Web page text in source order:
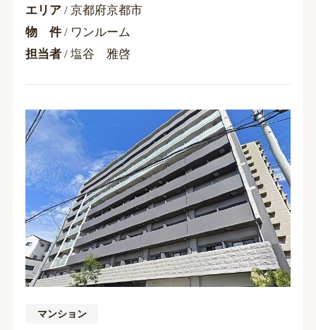
エリア/ 京都府京都市
物 件/ ワンルーム
担当者/ 塩谷 雅啓
マンション